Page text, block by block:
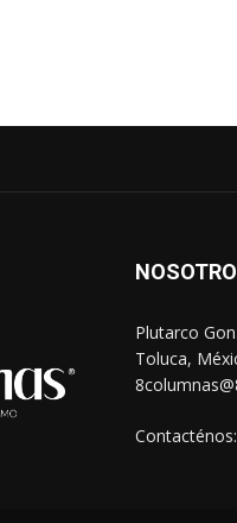
Plutarco
Toluca,
Contacténos: